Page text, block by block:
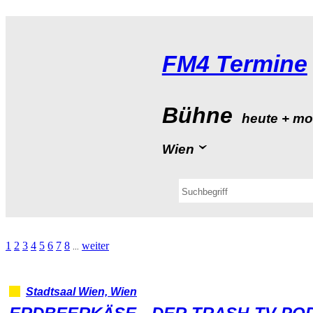
FM4Termine
Bühne
Wien
1 2 3 4 5 6 7 8 weiter
StadtsaalWien,Wien